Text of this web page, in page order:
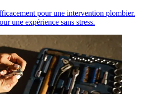
pour une intervention plombier.
une expérience sans stress.